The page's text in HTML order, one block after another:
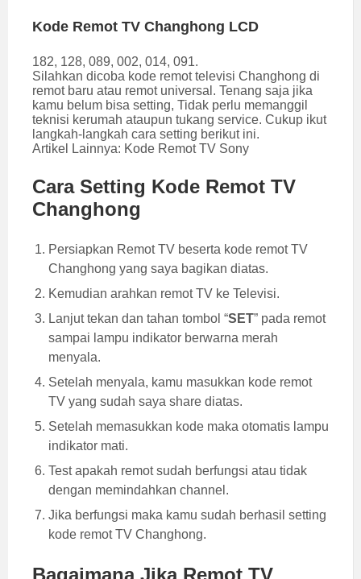
Kode Remot TV Changhong LCD
182, 128, 089, 002, 014, 091.
Silahkan dicoba kode remot televisi Changhong di
remot baru atau remot universal. Tenang saja jika
kamu belum bisa setting, Tidak perlu memanggil
teknisi kerumah ataupun tukang service. Cukup ikut
langkah-langkah cara setting berikut ini.
Artikel Lainnya: Kode Remot TV Sony
Cara Setting Kode Remot TV
Changhong
Persiapkan Remot TV beserta kode remot TV
Changhong yang saya bagikan diatas.
Kemudian arahkan remot TV ke Televisi.
Lanjut tekan dan tahan tombol “SET” pada remot
sampai lampu indikator berwarna merah
menyala.
Setelah menyala, kamu masukkan kode remot
TV yang sudah saya share diatas.
Setelah memasukkan kode maka otomatis lampu
indikator mati.
Test apakah remot sudah berfungsi atau tidak
dengan memindahkan channel.
Jika berfungsi maka kamu sudah berhasil setting
kode remot TV Changhong.